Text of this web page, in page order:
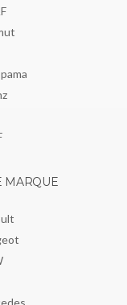
MARQUE